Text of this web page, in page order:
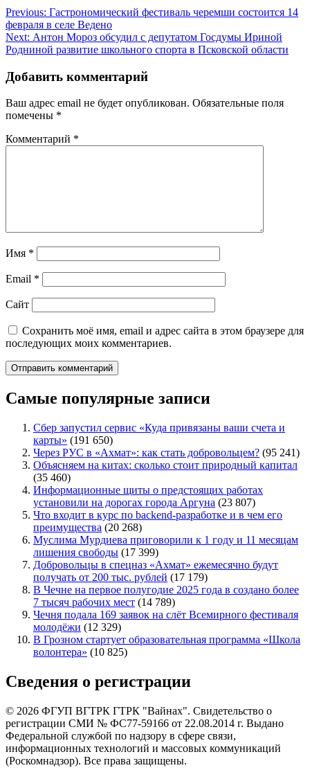
Навигация
по
записям
Previous: Гастрономический фестиваль черемши состоится 14
февраля в селе Ведено
Next: Антон Мороз обсудил с депутатом Госдумы Ириной
Родниной развитие школьного спорта в Псковской области
Добавить комментарий
Ваш адрес email не будет опубликован. Обязательные поля
помечены *
Комментарий *
Имя *
Email *
Сайт
Сохранить моё имя, email и адрес сайта в этом браузере для
последующих моих комментариев.
Самые популярные записи
Сбер запустил сервис «Куда привязаны ваши счета и
карты» (191 650)
Через РУС в «Ахмат»: как стать добровольцем? (95 241)
Объясняем на китах: сколько стоит природный капитал
(35 460)
Информационные щиты о предстоящих работах
установили на дорогах города Аргуна (23 807)
Что входит в курс по backend-разработке и в чем его
преимущества (20 268)
Муслима Мурдиева приговорили к 1 году и 11 месяцам
лишения свободы (17 399)
Добровольцы в спецназ «Ахмат» ежемесячно будут
получать от 200 тыс. рублей (17 179)
В Чечне на первое полугодие 2025 года в создано более
7 тысяч рабочих мест (14 789)
Чечня подала 169 заявок на слёт Всемирного фестиваля
молодёжи (12 329)
В Грозном стартует образовательная программа «Школа
волонтера» (10 825)
Сведения о регистрации
© 2026 ФГУП ВГТРК ГТРК "Вайнах". Свидетельство о
регистрации СМИ № ФС77-59166 от 22.08.2014 г. Выдано
Федеральной службой по надзору в сфере связи,
информационных технологий и массовых коммуникаций
(Роскомнадзор). Все права защищены.